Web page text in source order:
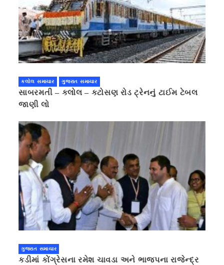
કલોલ સમાચાર ગુજરાત સમાચાર
સાબરમતી – કલોલ – કટોસણ રોડ ટ્રેનનું ટાઈમ ટેબલ
જાણી લો
ગુજરાત સમાચાર
કડીમાં કોંગ્રેસના રમેશ ચાવડા અને ભાજપના રાજેન્દ્ર